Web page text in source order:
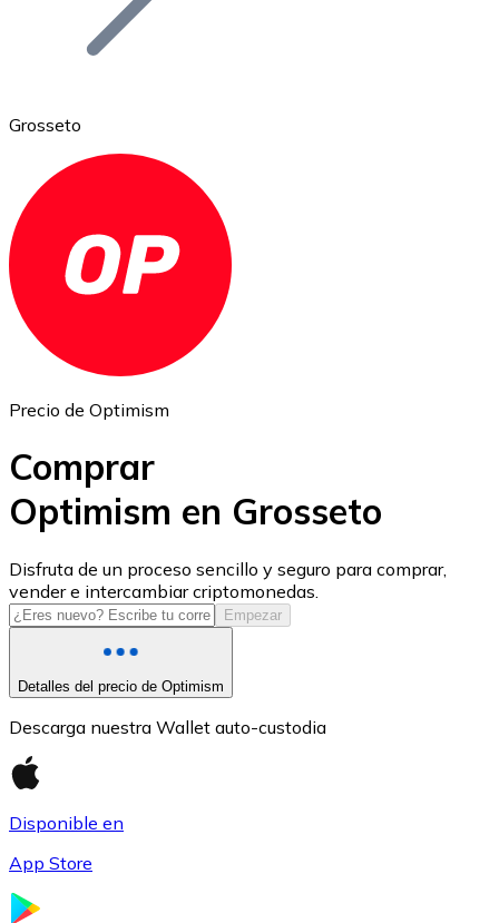
Ethereum
ETH
USD Coin
USDC
Grosseto
Precio de Optimism
Comprar
Optimism en Grosseto
Disfruta de un proceso sencillo y seguro para comprar,
vender e intercambiar criptomonedas.
Empezar
Detalles del precio de Optimism
Descarga nuestra Wallet auto-custodia
Disponible en
App Store